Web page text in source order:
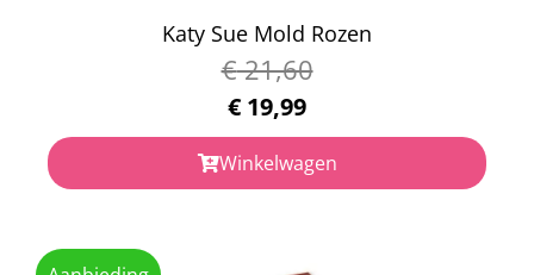
Katy Sue Mold Rozen
€21,60
€ 19,99
Winkelwagen